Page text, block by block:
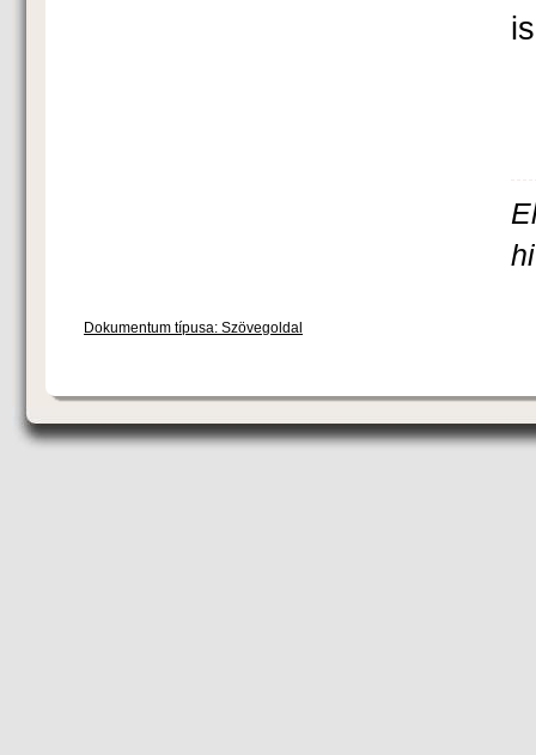
Dokumentum típusa: Szövegoldal